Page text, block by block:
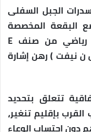
الجبل السفلى
البقعة المخصصة
لبناء ملعب القرب السوسيو رياضي من صنف E
ن نيفت ) رهن إشارة
تتعلق بتحديد
بإقليم تنغير،
تناهز 750000 درهم دون احتساب الوعاء